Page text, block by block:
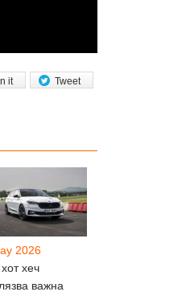
Tweet
it
2026
хеч
важна